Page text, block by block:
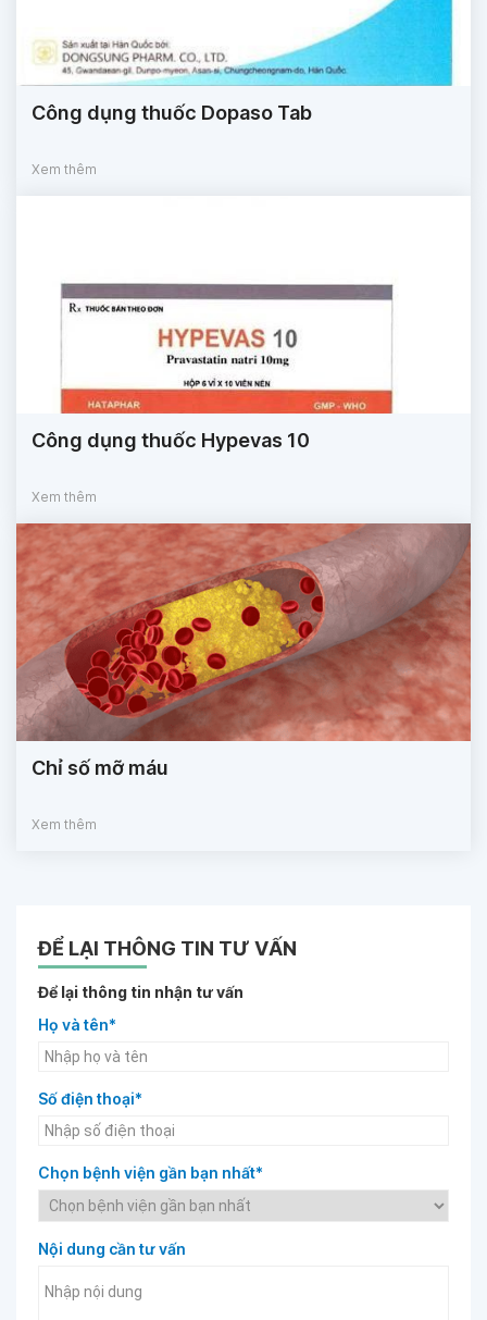
Công dụng thuốc Dopaso Tab
Xem thêm
Công dụng thuốc Hypevas 10
Xem thêm
Chỉ số mỡ máu
Xem thêm
ĐỂ LẠI THÔNG TIN TƯ VẤN
Để lại thông tin nhận tư vấn
Họ và tên*
Số điện thoại*
Chọn bệnh viện gần bạn nhất*
Nội dung cần tư vấn